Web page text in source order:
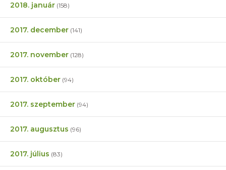
2018. január (158)
2017. december (141)
2017. november (128)
2017. október (94)
2017. szeptember (94)
2017. augusztus (96)
2017. július (83)